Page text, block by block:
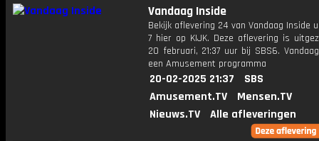
Vandaag Inside
Bekijk aflevering 24 van Vandaag Inside
7 hier op KIJK. Deze aflevering is
20 februari, 21:37 uur bij SBS6.
een Amusement programma
20-02-2025 21:37
SBS
Amusement.TV
Mensen.TV
Nieuws.TV
Alle afleveringen